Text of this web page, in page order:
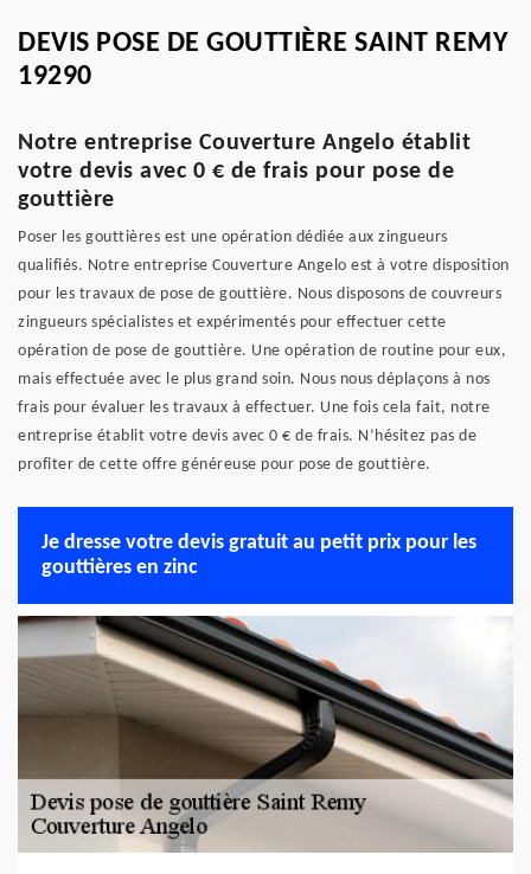
DEVIS POSE DE GOUTTIÈRE SAINT REMY
19290
Notre entreprise Couverture Angelo établit
votre devis avec 0 € de frais pour pose de
gouttière
Poser les gouttières est une opération dédiée aux zingueurs
qualifiés. Notre entreprise Couverture Angelo est à votre disposition
pour les travaux de pose de gouttière. Nous disposons de couvreurs
zingueurs spécialistes et expérimentés pour effectuer cette
opération de pose de gouttière. Une opération de routine pour eux,
mais effectuée avec le plus grand soin. Nous nous déplaçons à nos
frais pour évaluer les travaux à effectuer. Une fois cela fait, notre
entreprise établit votre devis avec 0 € de frais. N’hésitez pas de
profiter de cette offre généreuse pour pose de gouttière.
Je dresse votre devis gratuit au petit prix pour les
gouttières en zinc